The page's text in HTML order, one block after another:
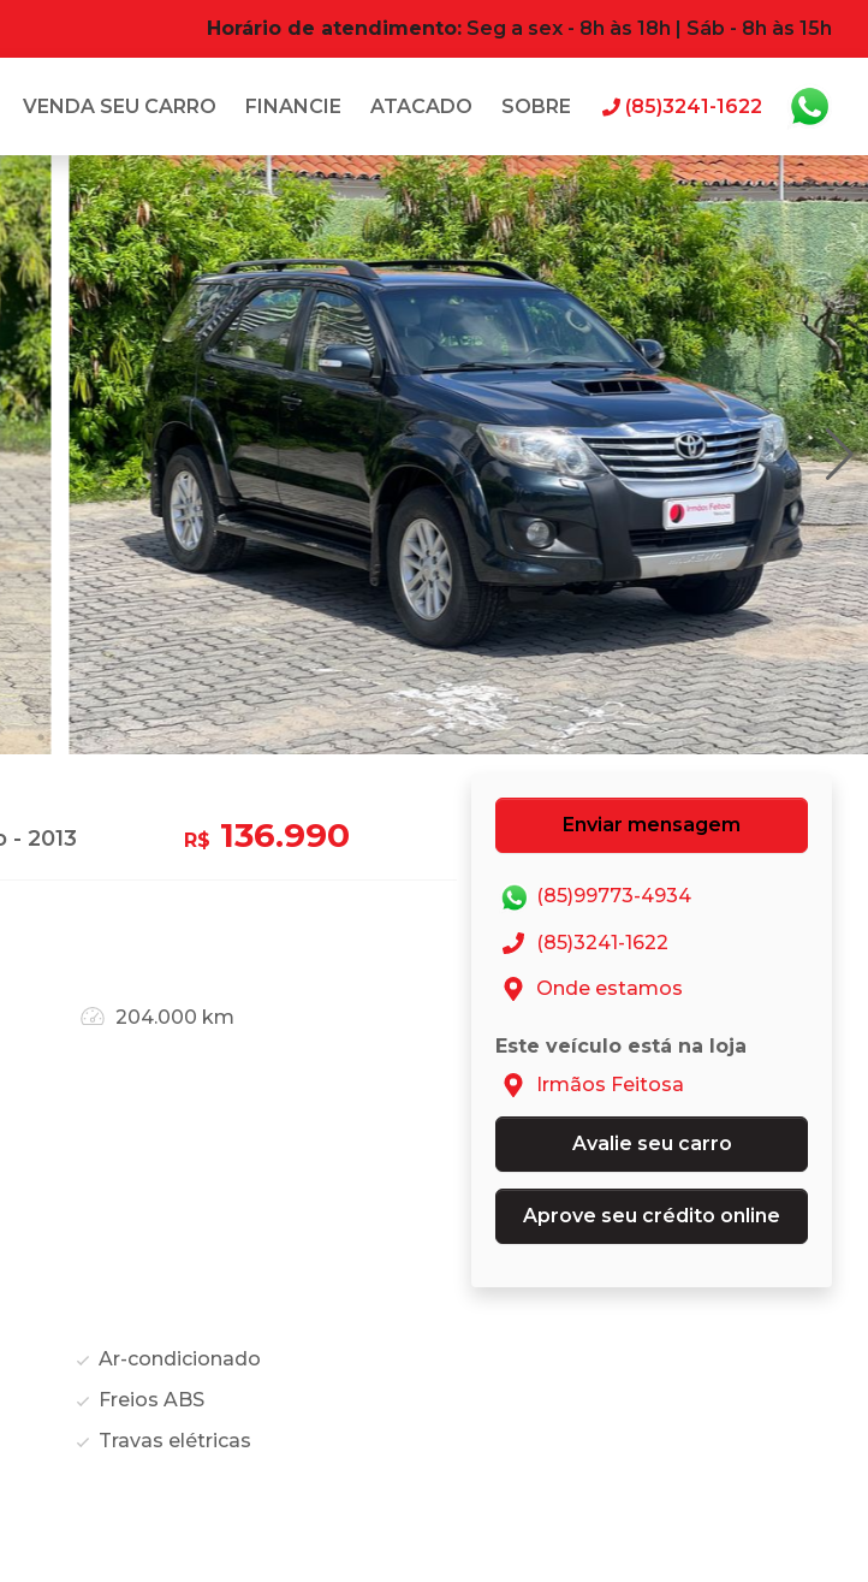
Horário de atendimento: Seg a sex - 8h às 18h | Sáb - 8h às 15h
VENDA SEU CARRO FINANCIE ATACADO SOBRE (85)3241-1622
- 2013 R$ 136.990
204.000 km
Ar-condicionado
Freios ABS
Travas elétricas
Enviar mensagem
(85)99773-4934
(85)3241-1622
Onde estamos
Este veículo está na loja
Irmãos Feitosa
Avalie seu carro
Aprove seu crédito online